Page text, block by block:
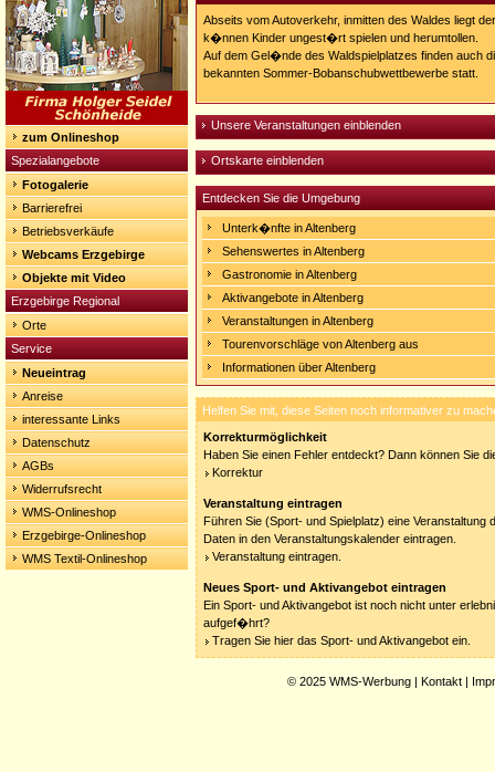
zum Onlineshop
Spezialangebote
Fotogalerie
Barrierefrei
Betriebsverkäufe
Webcams Erzgebirge
Objekte mit Video
Erzgebirge Regional
Orte
Service
Neueintrag
Anreise
interessante Links
Datenschutz
AGBs
Widerrufsrecht
WMS-Onlineshop
Erzgebirge-Onlineshop
WMS Textil-Onlineshop
Abseits vom Autoverkehr, inmitten des Waldes liegt
k�nnen Kinder ungest�rt spielen und herumtollen.
Auf dem Gel�nde des Waldspielplatzes finden auch
bekannten Sommer-Bobanschubwettbewerbe statt.
Unsere Veranstaltungen einblenden
Ortskarte einblenden
Entdecken Sie die Umgebung
Unterk�nfte in Altenberg
Sehenswertes in Altenberg
Gastronomie in Altenberg
Aktivangebote in Altenberg
Veranstaltungen in Altenberg
Tourenvorschläge von Altenberg aus
Informationen über Altenberg
Helfen Sie mit, diese Seiten noch informativer zu
Korrekturmöglichkeit
Haben Sie einen Fehler entdeckt? Dann können Sie
Korrektur
Veranstaltung eintragen
Führen Sie (Sport- und Spielplatz) eine Veranstaltung
Daten in den Veranstaltungskalender eintragen.
Veranstaltung eintragen.
Neues Sport- und Aktivangebot eintragen
Ein Sport- und Aktivangebot ist noch nicht unter
aufgef�hrt?
Tragen Sie hier das Sport- und Aktivangebot ein.
© 2025 WMS-Werbung | Kontakt |